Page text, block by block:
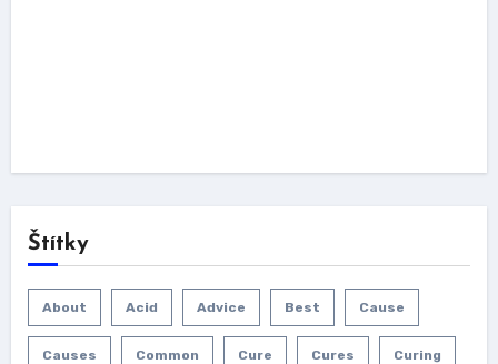
Štítky
About Acid Advice Best Cause
Causes Common Cure Cures Curing